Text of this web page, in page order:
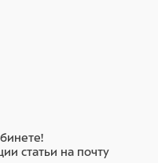
статьи на почту